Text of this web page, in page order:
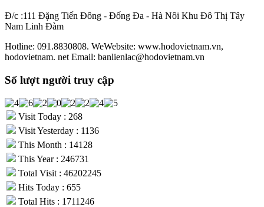
Đ/c :111 Đặng Tiến Đông - Đống Đa - Hà Nôi Khu Đô Thị Tây
Nam Linh Đàm
Hotline: 091.8830808. WeWebsite: www.hodovietnam.vn,
hodovietnam. net Email: banlienlac@hodovietnam.vn
Số lượt người truy cập
Visit Today : 268
Visit Yesterday : 1136
This Month : 14128
This Year : 246731
Total Visit : 46202245
Hits Today : 655
Total Hits : 1711246